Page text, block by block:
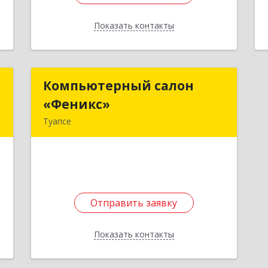
Показать контакты
Назад
Компьютерный салон
«Феникс»
Туапсе
Отправить заявку
Показать контакты
Компьютерный салон
Подробнее